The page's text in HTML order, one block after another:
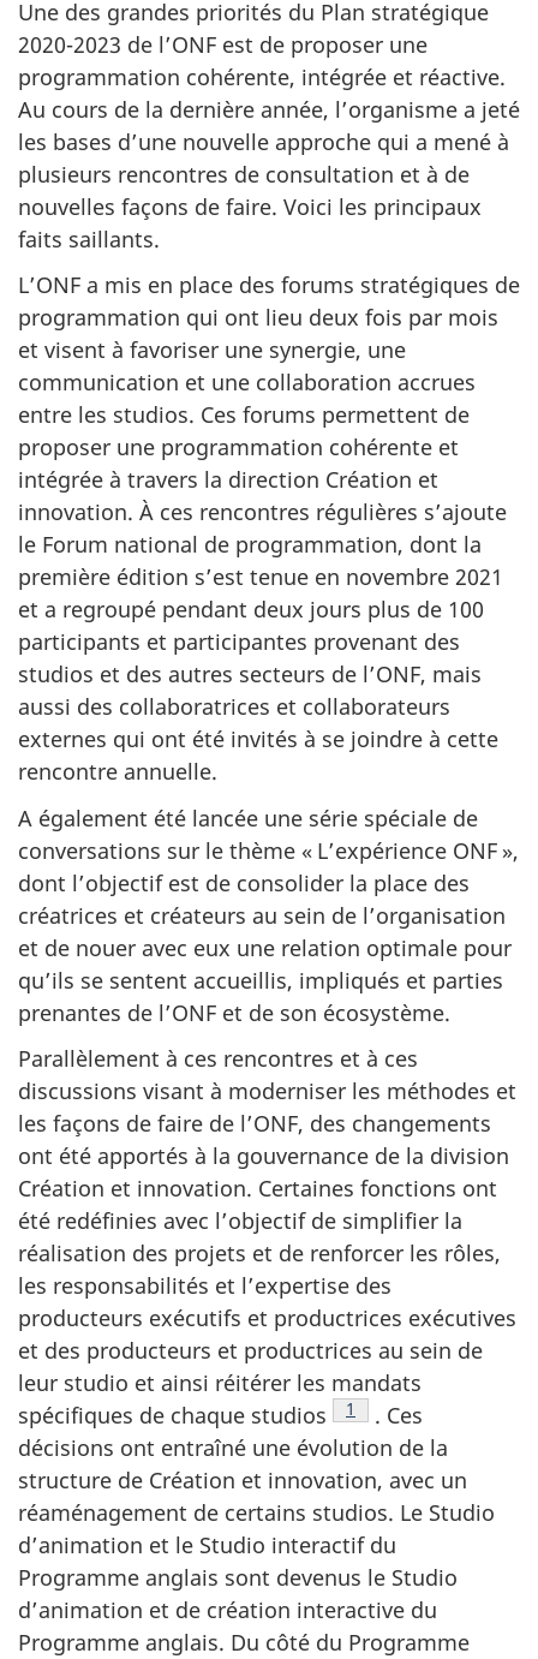
Une des grandes priorités du Plan stratégique
2020-2023 de l’ONF est de proposer une
programmation cohérente, intégrée et réactive.
Au cours de la dernière année, l’organisme a jeté
les bases d’une nouvelle approche qui a mené à
plusieurs rencontres de consultation et à de
nouvelles façons de faire. Voici les principaux
faits saillants.
L’ONF a mis en place des forums stratégiques de
programmation qui ont lieu deux fois par mois
et visent à favoriser une synergie, une
communication et une collaboration accrues
entre les studios. Ces forums permettent de
proposer une programmation cohérente et
intégrée à travers la direction Création et
innovation. À ces rencontres régulières s’ajoute
le Forum national de programmation, dont la
première édition s’est tenue en novembre 2021
et a regroupé pendant deux jours plus de 100
participants et participantes provenant des
studios et des autres secteurs de l’ONF, mais
aussi des collaboratrices et collaborateurs
externes qui ont été invités à se joindre à cette
rencontre annuelle.
A également été lancée une série spéciale de
conversations sur le thème « L’expérience ONF »,
dont l’objectif est de consolider la place des
créatrices et créateurs au sein de l’organisation
et de nouer avec eux une relation optimale pour
qu’ils se sentent accueillis, impliqués et parties
prenantes de l’ONF et de son écosystème.
Parallèlement à ces rencontres et à ces
discussions visant à moderniser les méthodes et
les façons de faire de l’ONF, des changements
ont été apportés à la gouvernance de la division
Création et innovation. Certaines fonctions ont
été redéfinies avec l’objectif de simplifier la
réalisation des projets et de renforcer les rôles,
les responsabilités et l’expertise des
producteurs exécutifs et productrices exécutives
et des producteurs et productrices au sein de
leur studio et ainsi réitérer les mandats
spécifiques de chaque studios
Note de bas de page
1
. Ces
décisions ont entraîné une évolution de la
structure de Création et innovation, avec un
réaménagement de certains studios. Le Studio
d’animation et le Studio interactif du
Programme anglais sont devenus le Studio
d’animation et de création interactive du
Programme anglais. Du côté du Programme